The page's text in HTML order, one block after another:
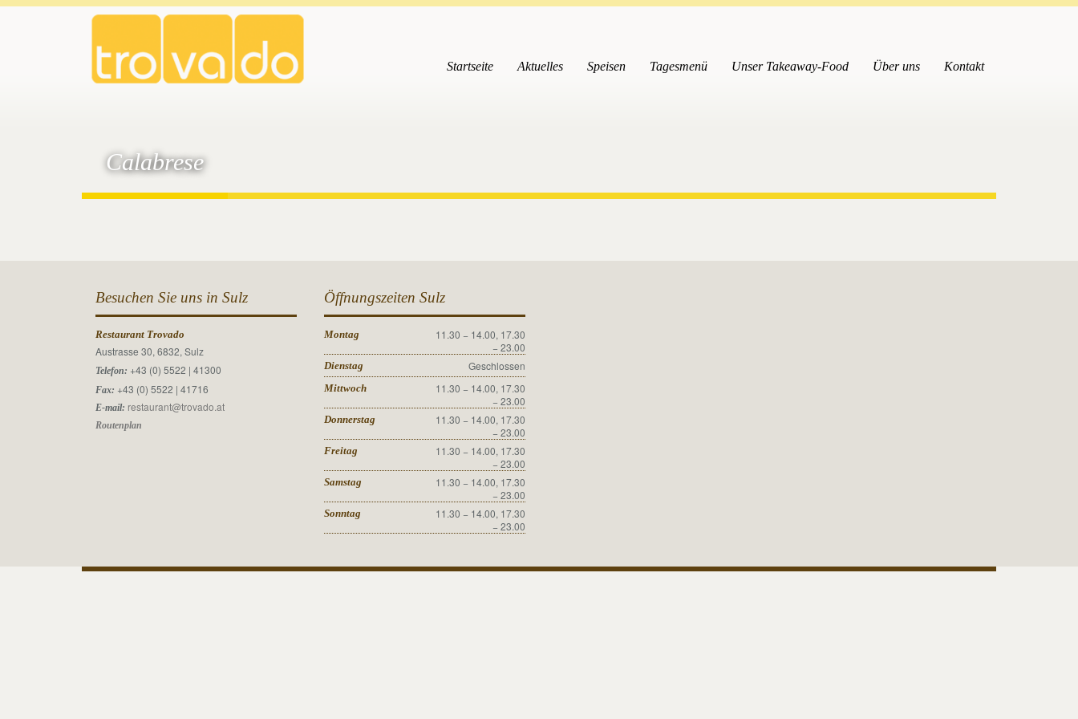
Startseite Aktuelles Speisen Tagesmenü Unser Takeaway-Food Über uns Kontakt
Calabrese
Besuchen Sie uns in Sulz
Restaurant Trovado
Austrasse 30, 6832, Sulz
Telefon: +43 (0) 5522 | 41300
Fax: +43 (0) 5522 | 41716
E-mail: restaurant@trovado.at
Routenplan
Öffnungszeiten Sulz
Montag
11.30 − 14.00, 17.30
− 23.00
Dienstag Geschlossen
Mittwoch
11.30 − 14.00, 17.30
− 23.00
Donnerstag
11.30 − 14.00, 17.30
− 23.00
Freitag
11.30 − 14.00, 17.30
− 23.00
Samstag
11.30 − 14.00, 17.30
− 23.00
Sonntag
11.30 − 14.00, 17.30
− 23.00